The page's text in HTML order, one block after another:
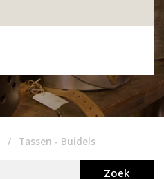
Tassen - Buidels
Zoek